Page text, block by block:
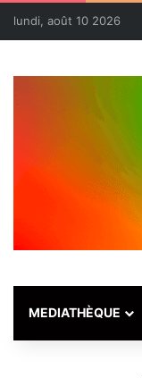
lundi, août 10 2026
MEDIATHÈQUE